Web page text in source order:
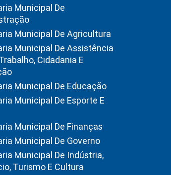
Municipal De
Municipal De Agricultura
Municipal De Assistência
Cidadania E
Municipal De Educação
Municipal De Esporte E
Municipal De Finanças
Municipal De Governo
Municipal De Indústria,
Turismo E Cultura